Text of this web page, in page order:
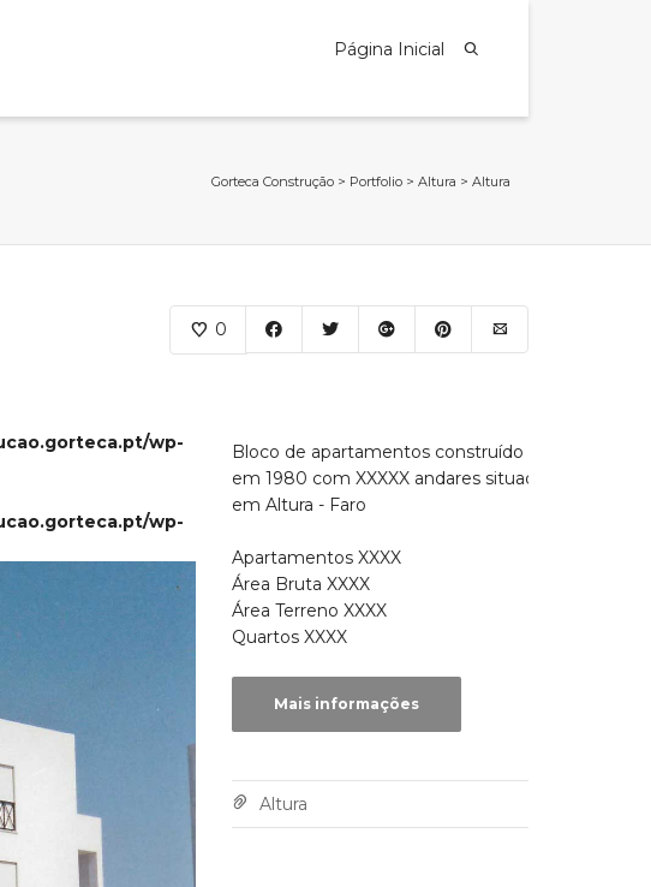
Página Inicial
Gorteca Construção > Portfolio > Altura > Altura
0
wp-
wp-
Bloco de apartamentos construído
em 1980 com XXXXX andares situado
em Altura - Faro
Apartamentos XXXX
Área Bruta XXXX
Área Terreno XXXX
Quartos XXXX
Mais informações
Altura